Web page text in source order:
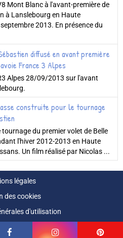
Mont Blanc à l'avant-première de
à Lanslebourg en Haute
2013. En présence du
diffusé en avant première
France 3 Alpes
Alpes 28/09/2013 sur l'avant
construite pour le tournage
tournage du premier volet de Belle
l'hiver 2012-2013 en Haute
Un film réalisé par Nicolas ...
légales
des cookies
d'utilisation